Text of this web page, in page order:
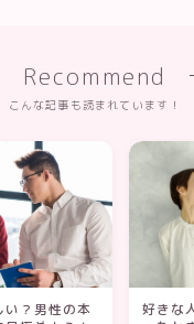
Recommend
こんな記事も読まれています！
い？男性の本
好きな